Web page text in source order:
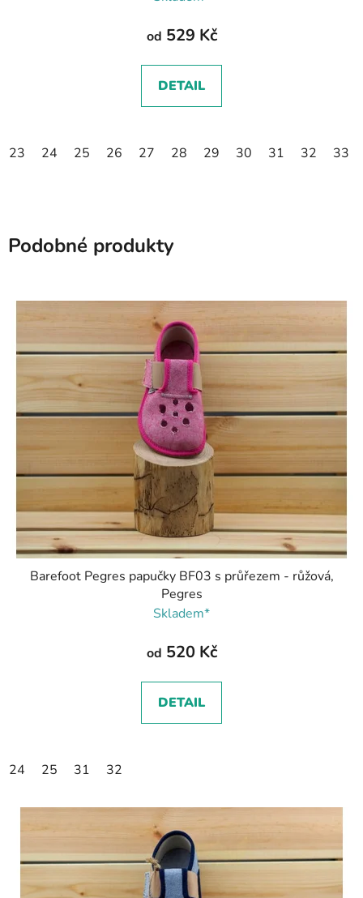
od 529 Kč
DETAIL
23 24 25 26 27 28 29 30 31 32 33
Podobné produkty
Barefoot Pegres papučky BF03 s průřezem - růžová,
Pegres
Skladem*
od 520 Kč
DETAIL
24 25 31 32